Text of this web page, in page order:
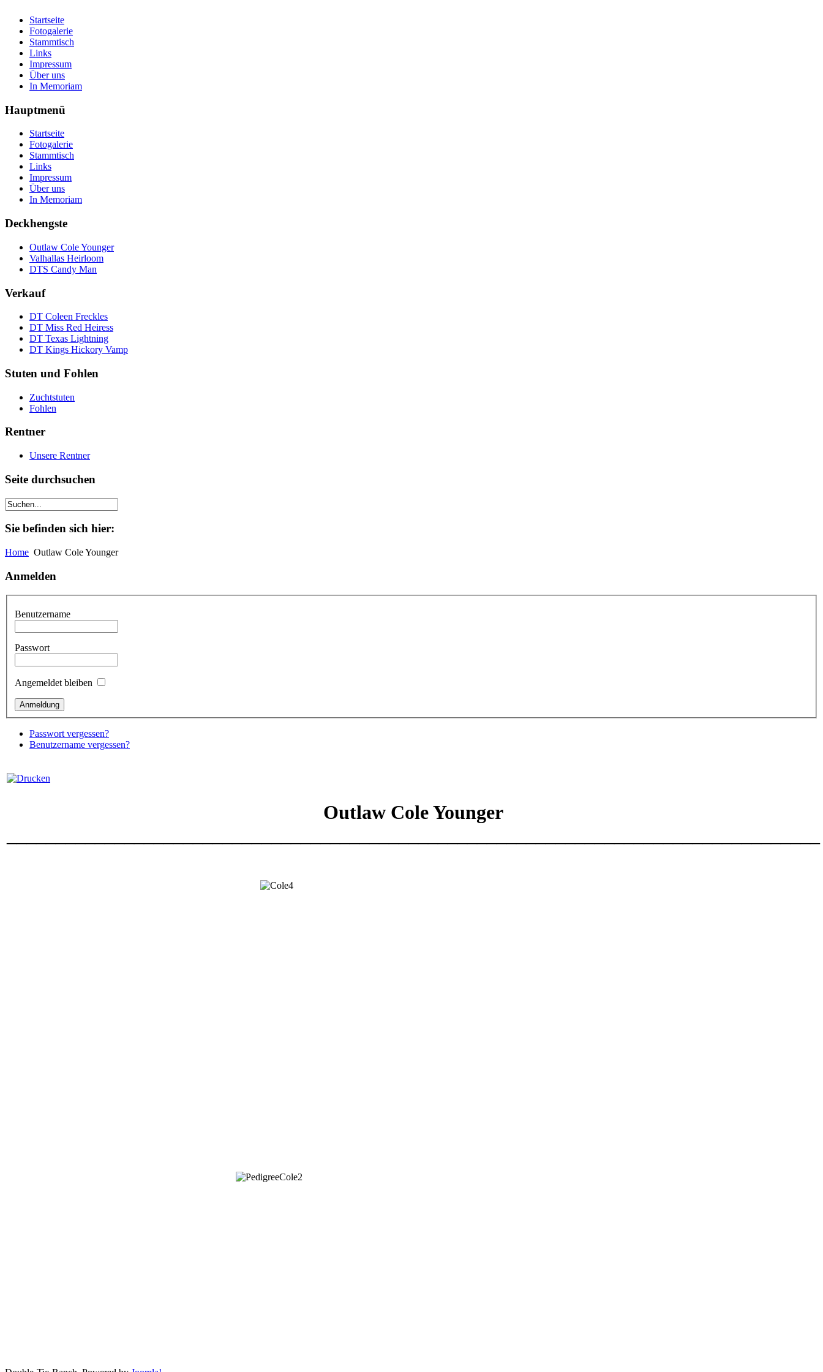
Startseite
Fotogalerie
Stammtisch
Links
Impressum
Über uns
In Memoriam
Hauptmenü
Startseite
Fotogalerie
Stammtisch
Links
Impressum
Über uns
In Memoriam
Deckhengste
Outlaw Cole Younger
Valhallas Heirloom
DTS Candy Man
Verkauf
DT Coleen Freckles
DT Miss Red Heiress
DT Texas Lightning
DT Kings Hickory Vamp
Stuten und Fohlen
Zuchtstuten
Fohlen
Rentner
Unsere Rentner
Seite durchsuchen
Sie befinden sich hier:
Home Outlaw Cole Younger
Anmelden
Benutzername
Passwort
Angemeldet bleiben
Passwort vergessen?
Benutzername vergessen?
Outlaw Cole Younger